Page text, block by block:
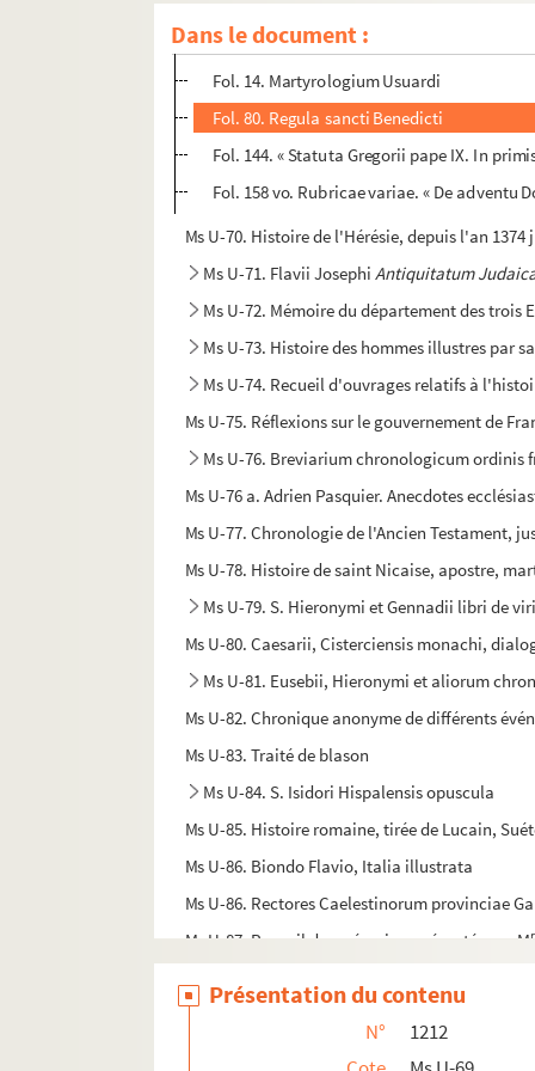
Dans le document :
Fol. 1. Ordo officiorum ad usum
Fol. 8. Calendarium ad usum
Fol. 14. Martyrologium Usuardi
Fol. 80. Regula sancti Benedicti
Fol. 144. « Statuta Gregorii pape IX. In
Fol. 158 vo. Rubricae variae. « De
Ms U-70. Histoire de l'Hérésie, depuis l'an 1374
Ms U-71. Flavii JosephiAntiquitatum
Ms U-72. Mémoire du département des
Ms U-73. Histoire des hommes illustres par
Ms U-74. Recueil d'ouvrages relatifs à
Ms U-75. Réflexions sur le gouvernement de
Ms U-76. Breviarium chronologicum
Ms U-76 a. Adrien Pasquier. Anecdotes
Ms U-77. Chronologie de l'Ancien Testament,
Ms U-78. Histoire de saint Nicaise, apostre,
Ms U-79. S. Hieronymi et Gennadii libri de
Ms U-80. Caesarii, Cisterciensis monachi,
Ms U-81. Eusebii, Hieronymi et aliorum
Ms U-82. Chronique anonyme de différents
Ms U-83. Traité de blason
Ms U-84. S. Isidori Hispalensis opuscula
Ms U-85. Histoire romaine, tirée de Lucain,
Ms U-86. Biondo Flavio, Italia illustrata
Ms U-86. Rectores Caelestinorum provinciae
Ms U-87. Recueil des mémoires présentés par Mr
Ms U-89. Mémoires abrégés concernans
Présentation du contenu
N°
1212